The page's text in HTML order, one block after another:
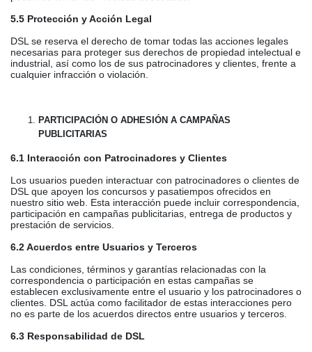
5.5 Protección y Acción Legal
DSL se reserva el derecho de tomar todas las acciones legales
necesarias para proteger sus derechos de propiedad intelectual e
industrial, así como los de sus patrocinadores y clientes, frente a
cualquier infracción o violación.
PARTICIPACIÓN O ADHESIÓN A CAMPAÑAS
PUBLICITARIAS
6.1 Interacción con Patrocinadores y Clientes
Los usuarios pueden interactuar con patrocinadores o clientes de
DSL que apoyen los concursos y pasatiempos ofrecidos en
nuestro sitio web. Esta interacción puede incluir correspondencia,
participación en campañas publicitarias, entrega de productos y
prestación de servicios.
6.2 Acuerdos entre Usuarios y Terceros
Las condiciones, términos y garantías relacionadas con la
correspondencia o participación en estas campañas se
establecen exclusivamente entre el usuario y los patrocinadores o
clientes. DSL actúa como facilitador de estas interacciones pero
no es parte de los acuerdos directos entre usuarios y terceros.
6.3 Responsabilidad de DSL